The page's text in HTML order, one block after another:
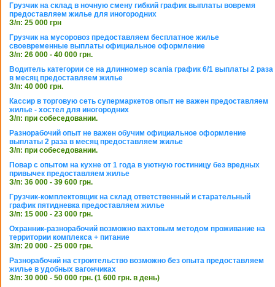
Грузчик на склад в ночную смену гибкий график выплаты вовремя
предоставляем жилье для иногородних
З/п: 25 000 грн
Грузчик на мусоровоз предоставляем бесплатное жилье
своевременные выплаты официальное оформление
З/п: 26 000 - 40 000 грн.
Водитель категории се на длинномер scania график 6/1 выплаты 2 раза
в месяц предоставляем жилье
З/п: 40 000 грн.
Кассир в торговую сеть супермаркетов опыт не важен предоставляем
жилье - хостел для иногородних
З/п: при собеседовании.
Разнорабочий опыт не важен обучим официальное оформление
выплаты 2 раза в месяц предоставляем жилье
З/п: при собеседовании.
Повар с опытом на кухне от 1 года в уютную гостиницу без вредных
привычек предоставляем жилье
З/п: 36 000 - 39 600 грн.
Грузчик-комплектовщик на склад ответственный и старательный
график пятидневка предоставляем жилье
З/п: 15 000 - 23 000 грн.
Охранник-разнорабочий возможно вахтовым методом проживание на
территории комплекса + питание
З/п: 20 000 - 25 000 грн.
Разнорабочий на строительство возможно без опыта предоставляем
жилье в удобных вагончиках
З/п: 30 000 - 50 000 грн. (1 600 грн. в день)